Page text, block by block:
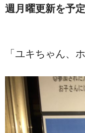
週月曜更新を予定
「ユキちゃん、